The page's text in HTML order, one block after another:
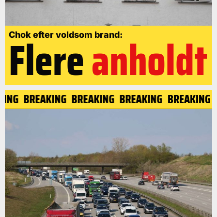
Chok efter voldsom brand:
Flereanholdt
BREAKING BREAKING BREAKING BREAKING